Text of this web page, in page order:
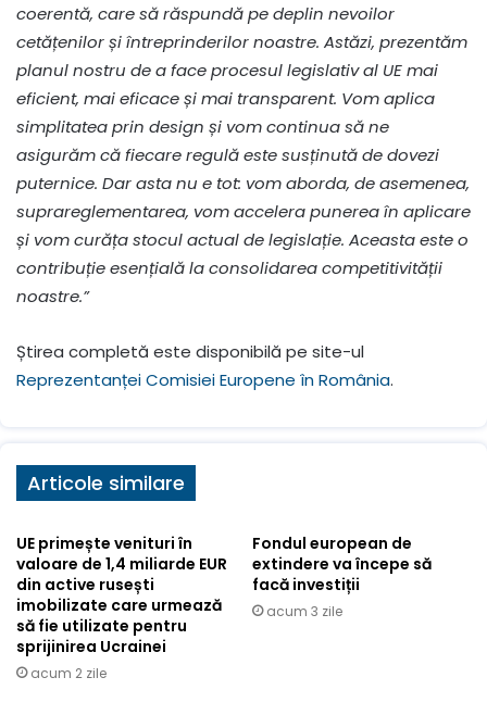
coerentă, care să răspundă pe deplin nevoilor
cetățenilor și întreprinderilor noastre. Astăzi, prezentăm
planul nostru de a face procesul legislativ al UE mai
eficient, mai eficace și mai transparent. Vom aplica
simplitatea prin design și vom continua să ne
asigurăm că fiecare regulă este susținută de dovezi
puternice. Dar asta nu e tot: vom aborda, de asemenea,
suprareglementarea, vom accelera punerea în aplicare
și vom curăța stocul actual de legislație. Aceasta este o
contribuție esențială la consolidarea competitivității
noastre.”
Știrea completă este disponibilă pe site-ul
Reprezentanței Comisiei Europene în România.
Articole similare
UE primește venituri în
valoare de 1,4 miliarde EUR
din active rusești
imobilizate care urmează
să fie utilizate pentru
sprijinirea Ucrainei
acum 2 zile
Fondul european de
extindere va începe să
facă investiții
acum 3 zile